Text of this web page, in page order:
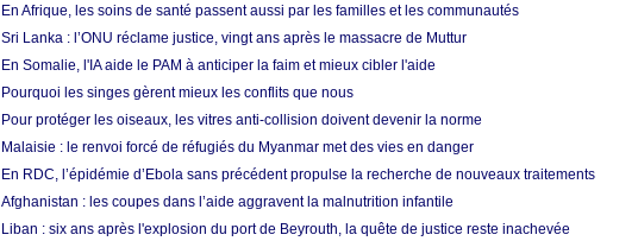
En Afrique, les soins de santé passent aussi par les familles et les communautés
Sri Lanka : l’ONU réclame justice, vingt ans après le massacre de Muttur
En Somalie, l'IA aide le PAM à anticiper la faim et mieux cibler l'aide
Pourquoi les singes gèrent mieux les conflits que nous
Pour protéger les oiseaux, les vitres anti-collision doivent devenir la norme
Malaisie : le renvoi forcé de réfugiés du Myanmar met des vies en danger
En RDC, l’épidémie d’Ebola sans précédent propulse la recherche de nouveaux traitements
Afghanistan : les coupes dans l’aide aggravent la malnutrition infantile
Liban : six ans après l'explosion du port de Beyrouth, la quête de justice reste inachevée